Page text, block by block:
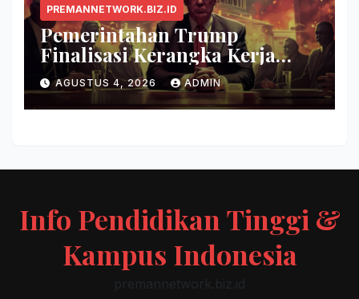
PREMANNETWORK.BIZ.ID
Pemerintahan Trump
Finalisasi Kerangka Kerja
Evaluasi Model AI Baru
AGUSTUS 4, 2026 ADMIN
Info Pendidikan Tinggi &
Kampus Indonesia
premannetwork.biz.id